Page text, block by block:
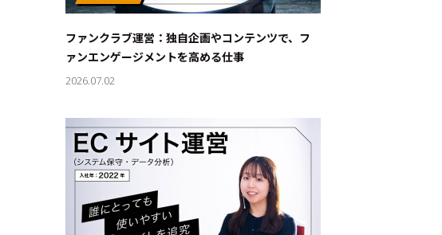
ファンクラブ運営：独自企画やコンテンツで、フ
ァンエンゲージメントを高める仕事
2026.07.02